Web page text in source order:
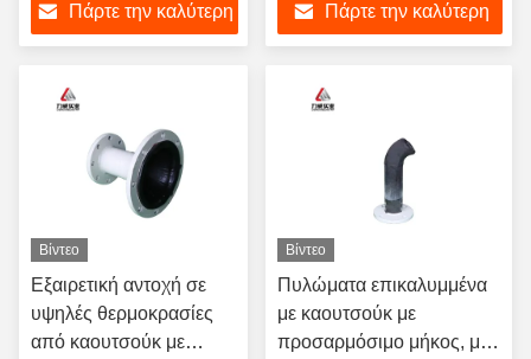
Πάρτε την καλύτερη
Πάρτε την καλύτερη
Βίντεο
Εξαιρετική αντοχή σε
υψηλές θερμοκρασίες
από καουτσούκ με
Βίντεο
Πυλώματα επικαλυμμένα
με καουτσούκ με
προσαρμόσιμο μήκος, με